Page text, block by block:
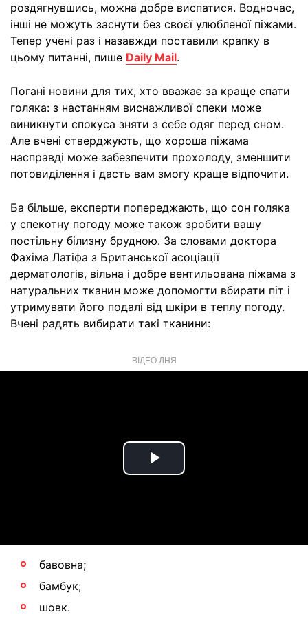
роздягнувшись, можна добре виспатися. Водночас,
інші не можуть заснути без своєї улюбленої піжами.
Тепер учені раз і назавжди поставили крапку в
цьому питанні, пише Daily Mail.
Погані новини для тих, хто вважає за краще спати
голяка: з настанням виснажливої спеки може
виникнути спокуса зняти з себе одяг перед сном.
Але вчені стверджують, що хороша піжама
насправді може забезпечити прохолоду, зменшити
потовиділення і дасть вам змогу краще відпочити.
Ба більше, експерти попереджають, що сон голяка
у спекотну погоду може також зробити вашу
постільну білизну брудною. За словами доктора
Фахіма Латіфа з Британської асоціації
дерматологів, вільна і добре вентильована піжама з
натуральних тканин може допомогти вбирати піт і
утримувати його подалі від шкіри в теплу погоду.
Вчені радять вибирати такі тканини:
ВІДЕО ДНЯ
Play
бавовна;
бамбук;
шовк.